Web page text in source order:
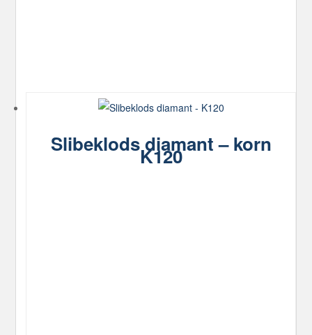
Slibeklods diamant – korn
K120